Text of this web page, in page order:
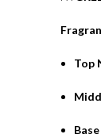
Top